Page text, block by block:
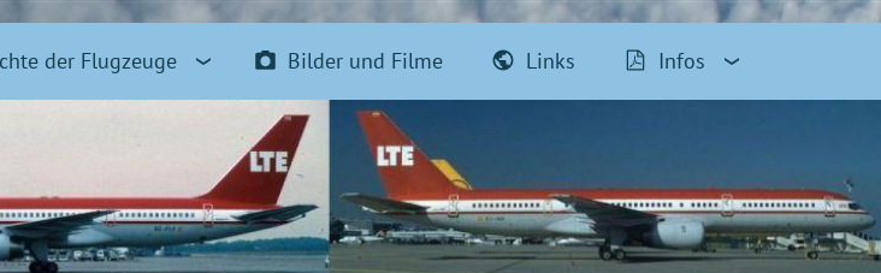
der Flugzeuge Bilder und Filme Links Infos